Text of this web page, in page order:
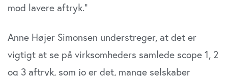
mod lavere aftryk.”
Anne Højer Simonsen understreger, at det er
vigtigt at se på virksomheders samlede scope 1, 2
og 3 aftryk, som jo er det, mange selskaber